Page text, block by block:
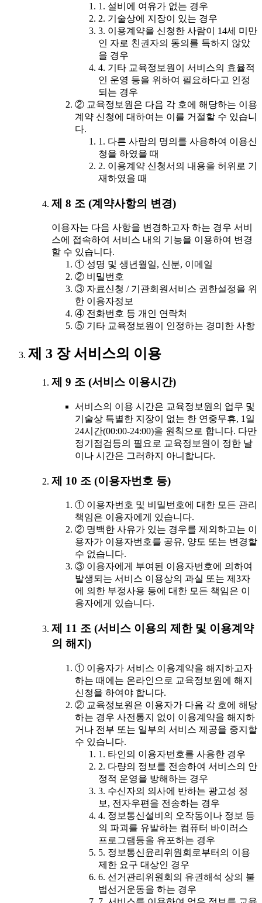
1. 설비에 여유가 없는 경우
2. 기술상에 지장이 있는 경우
3. 이용계약을 신청한 사람이 14세 미만
인 자로 친권자의 동의를 득하지 않았
을 경우
4. 기타 교육정보원이 서비스의 효율적
인 운영 등을 위하여 필요하다고 인정
되는 경우
② 교육정보원은 다음 각 호에 해당하는 이용
계약 신청에 대하여는 이를 거절할 수 있습니
다.
1. 다른 사람의 명의를 사용하여 이용신
청을 하였을 때
2. 이용계약 신청서의 내용을 허위로 기
재하였을 때
제 8 조 (계약사항의 변경)
이용자는 다음 사항을 변경하고자 하는 경우 서비
스에 접속하여 서비스 내의 기능을 이용하여 변경
할 수 있습니다.
① 성명 및 생년월일, 신분, 이메일
② 비밀번호
③ 자료신청 / 기관회원서비스 권한설정을 위
한 이용자정보
④ 전화번호 등 개인 연락처
⑤ 기타 교육정보원이 인정하는 경미한 사항
제 3 장 서비스의 이용
제 9 조 (서비스 이용시간)
서비스의 이용 시간은 교육정보원의 업무 및
기술상 특별한 지장이 없는 한 연중무휴, 1일
24시간(00:00-24:00)을 원칙으로 합니다. 다만
정기점검등의 필요로 교육정보원이 정한 날
이나 시간은 그러하지 아니합니다.
제 10 조 (이용자번호 등)
① 이용자번호 및 비밀번호에 대한 모든 관리
책임은 이용자에게 있습니다.
② 명백한 사유가 있는 경우를 제외하고는 이
용자가 이용자번호를 공유, 양도 또는 변경할
수 없습니다.
③ 이용자에게 부여된 이용자번호에 의하여
발생되는 서비스 이용상의 과실 또는 제3자
에 의한 부정사용 등에 대한 모든 책임은 이
용자에게 있습니다.
제 11 조 (서비스 이용의 제한 및 이용계약
의 해지)
① 이용자가 서비스 이용계약을 해지하고자
하는 때에는 온라인으로 교육정보원에 해지
신청을 하여야 합니다.
② 교육정보원은 이용자가 다음 각 호에 해당
하는 경우 사전통지 없이 이용계약을 해지하
거나 전부 또는 일부의 서비스 제공을 중지할
수 있습니다.
1. 타인의 이용자번호를 사용한 경우
2. 다량의 정보를 전송하여 서비스의 안
정적 운영을 방해하는 경우
3. 수신자의 의사에 반하는 광고성 정
보, 전자우편을 전송하는 경우
4. 정보통신설비의 오작동이나 정보 등
의 파괴를 유발하는 컴퓨터 바이러스
프로그램등을 유포하는 경우
5. 정보통신윤리위원회로부터의 이용
제한 요구 대상인 경우
6. 선거관리위원회의 유권해석 상의 불
법선거운동을 하는 경우